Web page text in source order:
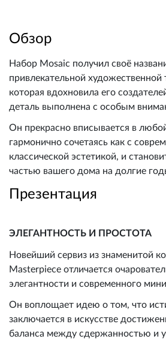
Обзор
Набор Mosaic получил своё
привлекательной художественной
которая вдохновила его
деталь выполнена с особым
Он прекрасно вписывается в
гармонично сочетаясь как с
классической эстетикой, и
частью вашего дома на долгие
Презентация
ЭЛЕГАНТНОСТЬ И ПРОСТОТА
Новейший сервиз из знаменитой
Masterpiece отличается
элегантности и современного
Он воплощает идею о том, что
заключается в искусстве
баланса между сдержанностью и